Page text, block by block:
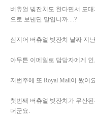
버츄얼 빚잔치도 한다면서 도
으로 보낸단 말입니까....?
심지어 버츄얼 빚잔치 날짜 지
아무튼 이메일로 담당자에게
저번주에 또 Royal Mail이 왔어
첫번째 버츄얼 빚잔치가 무산
더군요.